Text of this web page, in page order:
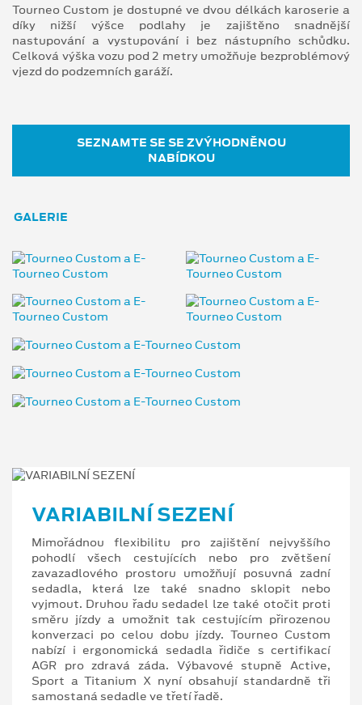
Tourneo Custom je dostupné ve dvou délkách karoserie a
díky nižší výšce podlahy je zajištěno snadnější
nastupování a vystupování i bez nástupního schůdku.
Celková výška vozu pod 2 metry umožňuje bezproblémový
vjezd do podzemních garáží.
SEZNAMTE SE SE ZVÝHODNĚNOU
NABÍDKOU
GALERIE
VARIABILNÍ SEZENÍ
Mimořádnou flexibilitu pro zajištění nejvyššího
pohodlí všech cestujících nebo pro zvětšení
zavazadlového prostoru umožňují posuvná zadní
sedadla, která lze také snadno sklopit nebo
vyjmout. Druhou řadu sedadel lze také otočit proti
směru jízdy a umožnit tak cestujícím přirozenou
konverzaci po celou dobu jízdy. Tourneo Custom
nabízí i ergonomická sedadla řidiče s certifikací
AGR pro zdravá záda. Výbavové stupně Active,
Sport a Titanium X nyní obsahují standardně tři
samostaná sedadle ve třetí řadě.